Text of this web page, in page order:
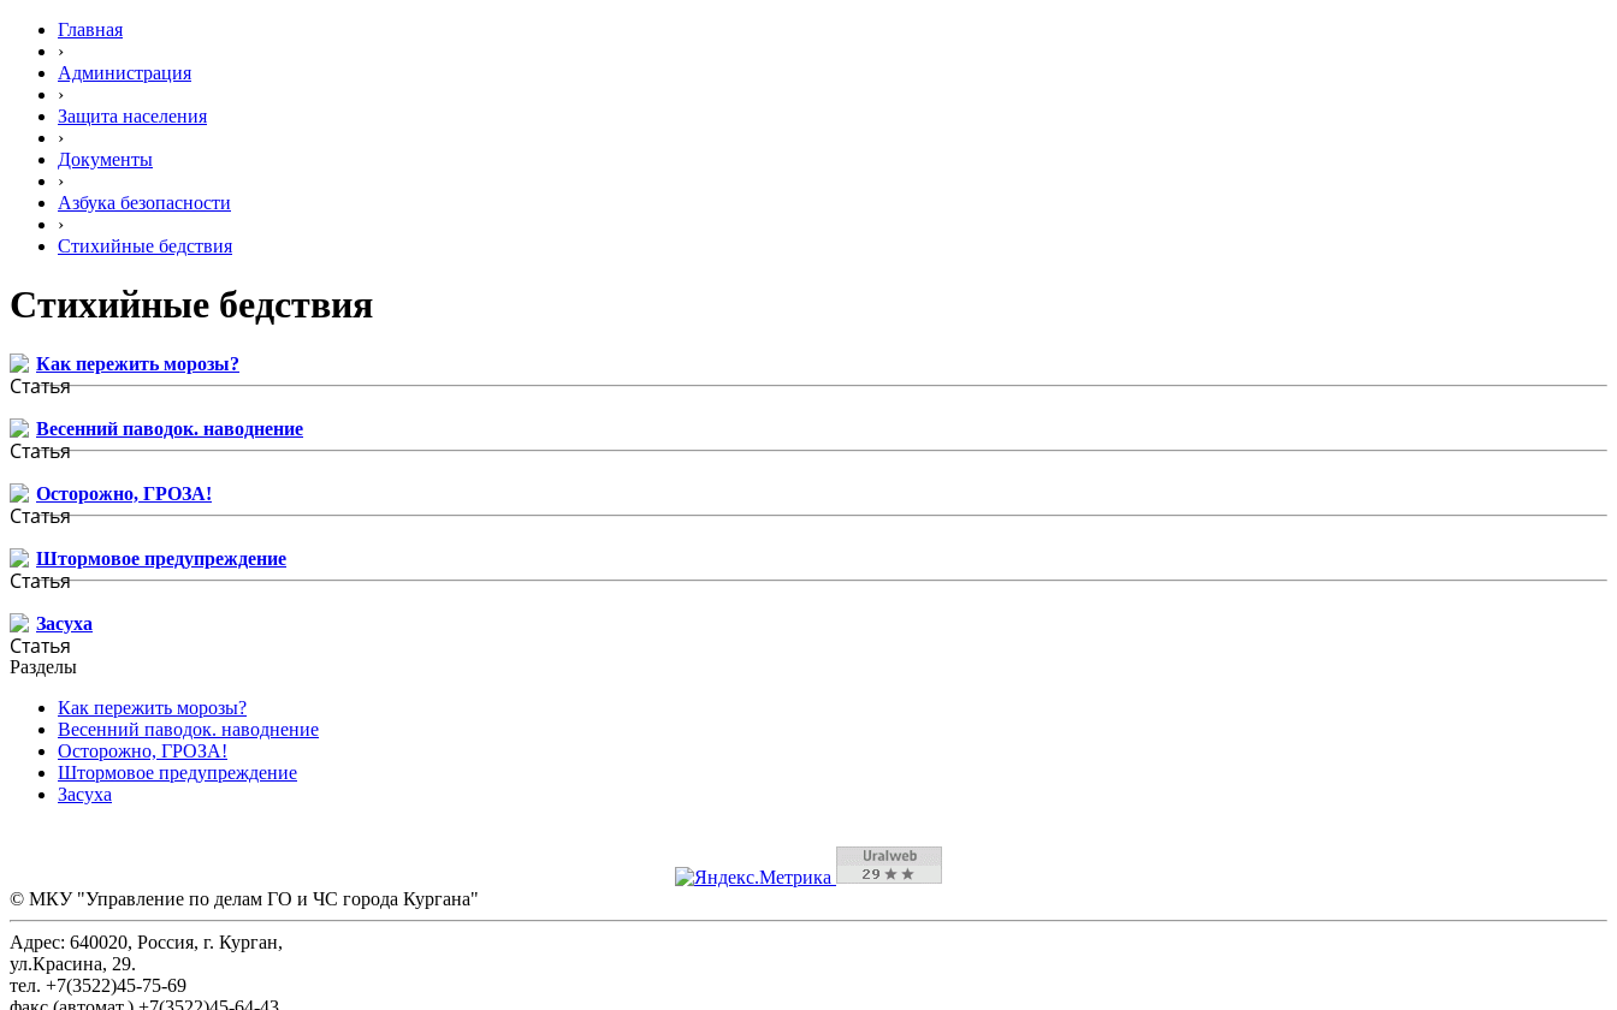
Главная
›
Администрация
›
Защита населения
›
Документы
›
Азбука безопасности
›
Стихийные бедствия
Стихийные бедствия
Как пережить морозы?
Весенний паводок. наводнение
Осторожно, ГРОЗА!
Штормовое предупреждение
Засуха
Разделы
Как пережить морозы?
Весенний паводок. наводнение
Осторожно, ГРОЗА!
Штормовое предупреждение
Засуха
© МКУ "Управление по делам ГО и ЧС города Кургана"
Адрес: 640020, Россия, г. Курган,
ул.Красина, 29.
тел. +7(3522)45-75-69